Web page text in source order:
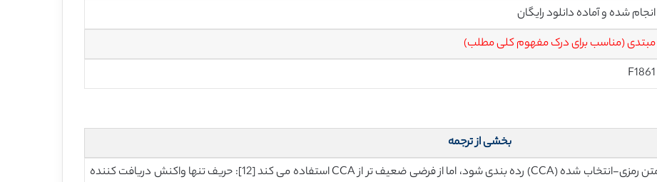
انجام شده و آماده دانلود رایگان
مبتدی (مناسب برای درک مفهوم کلی مطلب)
F1861
بخشی از ترجمه
حمله واکنش. این حمله می تواند به صورت حمله متن رمزی-انتخاب شده (CCA) رده بندی شود، اما از فرضی ضعیف تر از CCA استفاده می کند [12]: حریف تنها واکنش دریافت کننده